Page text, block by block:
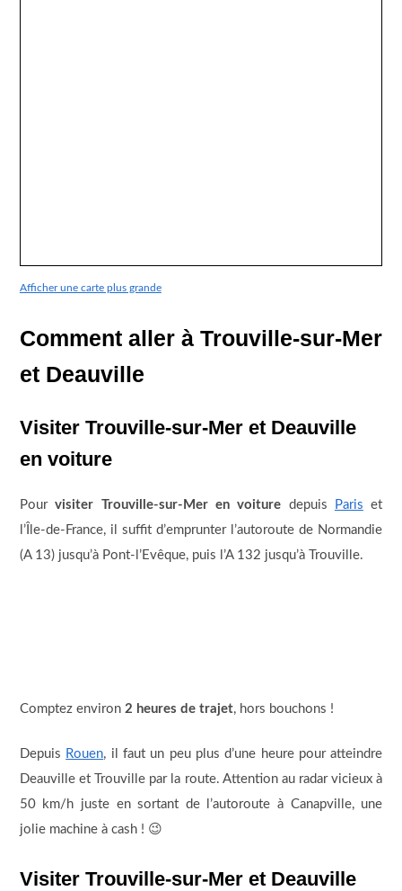
Afficher une carte plus grande
Comment aller à Trouville-sur-Mer
et Deauville
Visiter Trouville-sur-Mer et Deauville
en voiture
Pourvisiter Trouville-sur-Mer en voiture depuis Paris et
l’Île-de-France, il suffit d’emprunter l’autoroute de Normandie
(A 13) jusqu’à Pont-l’Evêque, puis l’A 132 jusqu’à Trouville.
Comptez environ 2 heures de trajet, hors bouchons !
Depuis Rouen, il faut un peu plus d’une heure pour atteindre
Deauville et Trouville par la route. Attention au radar vicieux à
50 km/h juste en sortant de l’autoroute à Canapville, une
jolie machine à cash ! 😉
Visiter Trouville-sur-Mer et Deauville